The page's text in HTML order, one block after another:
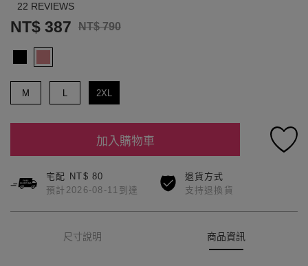
22 REVIEWS
NT$ 387 NT$ 790
M L 2XL
加入購物車
宅配 NT$ 80
預計2026-08-11到達
退貨方式
支持退換貨
尺寸說明 商品資訊